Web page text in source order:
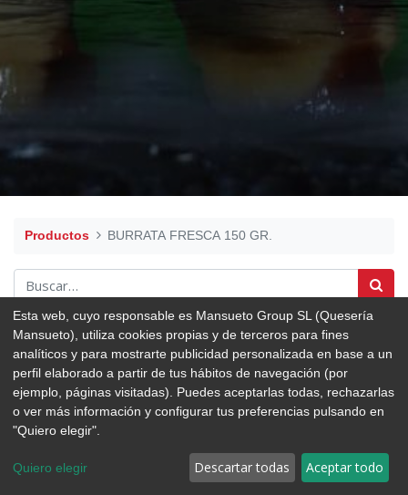
Productos BURRATA FRESCA 150 GR.
Esta web, cuyo responsable es Mansueto Group SL (Quesería
Mansueto), utiliza cookies propias y de terceros para fines
analíticos y para mostrarte publicidad personalizada en base a un
perfil elaborado a partir de tus hábitos de navegación (por
ejemplo, páginas visitadas). Puedes aceptarlas todas, rechazarlas
o ver más información y configurar tus preferencias pulsando en
"Quiero elegir".
Quiero elegir Descartar todas Aceptar todo